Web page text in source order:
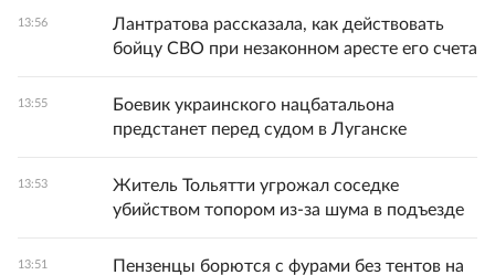
13:56
Лантратова рассказала, как действовать
бойцу СВО при незаконном аресте его счета
13:55
Боевик украинского нацбатальона
предстанет перед судом в Луганске
13:53
Житель Тольятти угрожал соседке
убийством топором из-за шума в подъезде
13:51
Пензенцы борются с фурами без тентов на